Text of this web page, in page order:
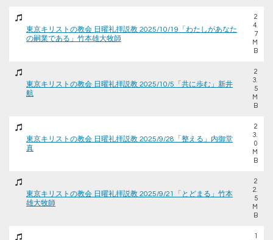
東京キリストの教会 日曜礼拝説教 2025/10/19「わたしがあなた
の嗣業である」竹本雄大牧師
2
4.
7
M
B
東京キリストの教会 日曜礼拝説教 2025/10/5「共に歩む」新井
航
2
3.
5
M
B
東京キリストの教会 日曜礼拝説教 2025/9/28「整える」内御堂
真
2
3.
0
M
B
東京キリストの教会 日曜礼拝説教 2025/9/21「とどまる」竹本
雄大牧師
2
2.
5
M
B
1